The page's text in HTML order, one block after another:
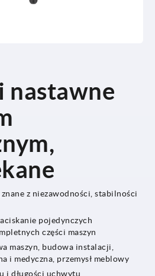
nastawne
z niezawodności, stabilności
pojedynczych
części maszyn
maszyn, budowa instalacji,
i medyczna, przemysł meblowy
i długości uchwytu